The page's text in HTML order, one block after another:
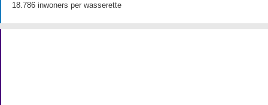
18.786 inwoners per wasserette